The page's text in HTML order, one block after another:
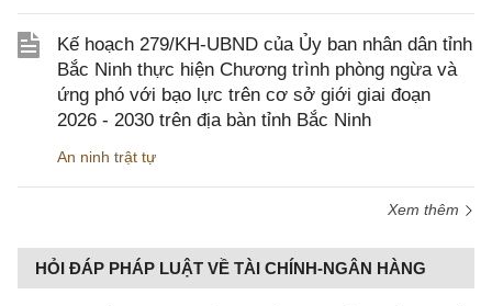
Kế hoạch 279/KH-UBND của Ủy ban nhân dân tỉnh
Bắc Ninh thực hiện Chương trình phòng ngừa và
ứng phó với bạo lực trên cơ sở giới giai đoạn
2026 - 2030 trên địa bàn tỉnh Bắc Ninh
An ninh trật tự
Xem thêm
HỎI ĐÁP PHÁP LUẬT VỀ TÀI CHÍNH-NGÂN HÀNG